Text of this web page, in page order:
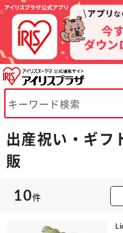
出産祝い・ギフ
販
10件
※ご確認ください
カートに入れる